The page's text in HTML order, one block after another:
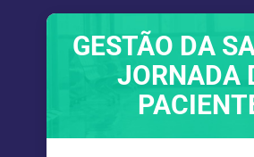
GESTÃO DA
JORNADA